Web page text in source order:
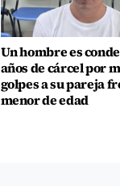
Un hombre es
años de cárcel por
golpes a su pareja
menor de edad